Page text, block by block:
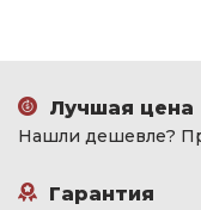
Лучшая цена
Нашли дешевле?
Гарантия